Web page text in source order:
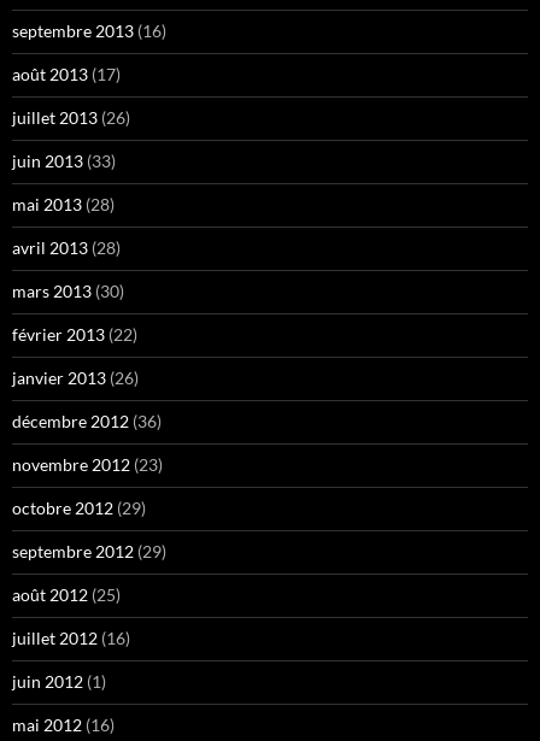
septembre 2013 (16)
août 2013 (17)
juillet 2013 (26)
juin 2013 (33)
mai 2013 (28)
avril 2013 (28)
mars 2013 (30)
février 2013 (22)
janvier 2013 (26)
décembre 2012 (36)
novembre 2012 (23)
octobre 2012 (29)
septembre 2012 (29)
août 2012 (25)
juillet 2012 (16)
juin 2012 (1)
mai 2012 (16)